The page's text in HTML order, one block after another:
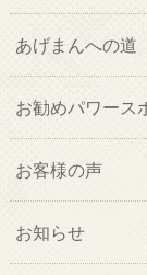
あげまんへの道
お勧めパワース
お客様の声
お知らせ